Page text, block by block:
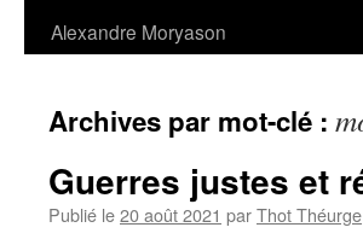
Alexandre Moryason
Archives par mot-clé :
Guerres justes et
Publié le20 août 2021 parThot Théurge